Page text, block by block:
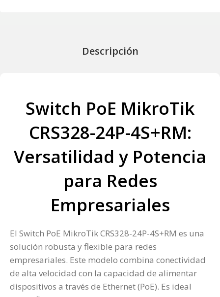
Descripción
Switch PoE MikroTik
CRS328-24P-4S+RM:
Versatilidad y Potencia
para Redes
Empresariales
El Switch PoE MikroTik CRS328-24P-4S+RM es una
solución robusta y flexible para redes
empresariales. Este modelo combina conectividad
de alta velocidad con la capacidad de alimentar
dispositivos a través de Ethernet (PoE). Es ideal